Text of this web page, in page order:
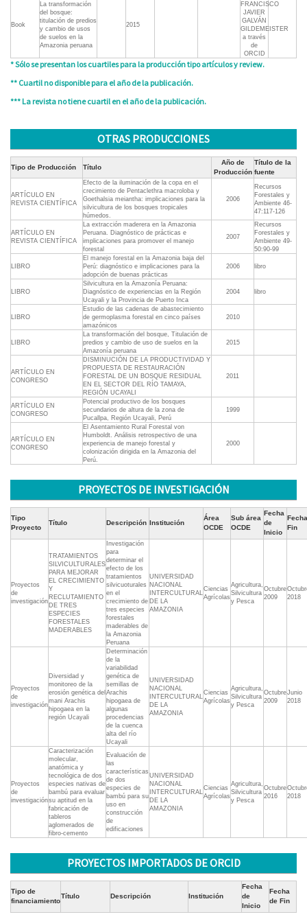
Book
La transformación
del bosque:
titulación de predios
y cambio de usos
de suelos en la
Amazonia peruana
2015
FRANCISCO
JAVIER
GALVÁN
GILDEMEISTER
a través
de
ORCID
* Sólo se presentan los cuartiles para la producción tipo artículos y review.
** Cuartil no disponible para el año de la publicación.
*** La revista no tiene cuartil en el año de la publicación.
OTRAS PRODUCCIONES
Tipo de Producción Título
Año de
Producción
Título de la
fuente
ARTÍCULO EN
REVISTA CIENTÍFICA
Efecto de la iluminación de la copa en el
crecimiento de Pentaclethra macroloba y
Goethalsia meiantha: implicaciones para la
silvicultura de los bosques tropicales
húmedos.
2006
Recursos
Forestales y
Ambiente 46-
47:117-126
ARTÍCULO EN
REVISTA CIENTÍFICA
La extracción maderera en la Amazonia
Peruana. Diagnóstico de prácticas e
implicaciones para promover el manejo
forestal
2007
Recursos
Forestales y
Ambiente 49-
50:90-99
LIBRO
El manejo forestal en la Amazonia baja del
Perú: diagnóstico e implicaciones para la
adopción de buenas prácticas
2006 libro
LIBRO
Silvicultura en la Amazonía Peruana:
Diagnóstico de experiencias en la Región
Ucayali y la Provincia de Puerto Inca
2004 libro
LIBRO
Estudio de las cadenas de abastecimiento
de germoplasma forestal en cinco países
amazónicos
2010
LIBRO
La transformación del bosque, Titulación de
predios y cambio de uso de suelos en la
Amazonía peruana
2015
ARTÍCULO EN
CONGRESO
DISMINUCIÓN DE LA PRODUCTIVIDAD Y
PROPUESTA DE RESTAURACIÓN
FORESTAL DE UN BOSQUE RESIDUAL
EN EL SECTOR DEL RÍO TAMAYA,
REGIÓN UCAYALI
2011
ARTÍCULO EN
CONGRESO
Potencial productivo de los bosques
secundarios de altura de la zona de
Pucallpa, Región Ucayali, Perú
1999
ARTÍCULO EN
CONGRESO
El Asentamiento Rural Forestal von
Humboldt. Análisis retrospectivo de una
experiencia de manejo forestal y
colonización dirigida en la Amazonia del
Perú.
2000
PROYECTOS DE INVESTIGACIÓN
Tipo
Proyecto
Título Descripción Institución
Área
OCDE
Sub área
OCDE
Fecha
de
Inicio
Fecha
Fin
Proyectos
de
investigación
TRATAMIENTOS
SILVICULTURALES
PARA MEJORAR
EL CRECIMIENTO
Y
RECLUTAMIENTO
DE TRES
ESPECIES
FORESTALES
MADERABLES
Investigación
para
determinar el
efecto de los
tratamientos
silvicuoturales
en el
crecimiento de
tres especies
forestales
maderables de
la Amazonia
Peruana
UNIVERSIDAD
NACIONAL
INTERCULTURAL
DE LA
AMAZONIA
Ciencias
Agrícolas
Agricultura,
Silvicultura
y Pesca
Octubre
2009
2018
Proyectos
de
investigación
Diversidad y
monitoreo de la
erosión genética del
mani Arachis
hipogaea en la
región Ucayali
Determinación
de la
variabilidad
genética de
semillas de
Arachis
hipogaea de
algunas
procedencias
de la cuenca
alta del río
Ucayali
UNIVERSIDAD
NACIONAL
INTERCULTURAL
DE LA
AMAZONIA
Ciencias
Agrícolas
Agricultura,
Silvicultura
y Pesca
Octubre
2009
Junio
2018
Proyectos
de
investigación
Caracterización
molecular,
anatómica y
tecnológica de dos
especies nativas de
bambú para evaluar
su aptitud en la
fabricación de
tableros
aglomerados de
fibro-cemento
Evaluación de
las
características
de dos
especies de
bambú para su
uso en
construcción
de
edificaciones
UNIVERSIDAD
NACIONAL
INTERCULTURAL
DE LA
AMAZONIA
Ciencias
Agrícolas
Agricultura,
Silvicultura
y Pesca
Octubre
2016
2018
PROYECTOS IMPORTADOS DE ORCID
Tipo de
financiamiento
Título Descripción Institución
Fecha
de
Inicio
Fecha
de Fin